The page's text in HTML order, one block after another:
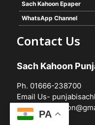
Sach Kahoon Epaper
WhatsApp Channel
Contact Us
Sach Kahoon
Ph. 01666-238700
Email Us-
PA